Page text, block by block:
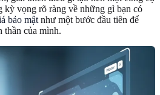
kỳ vọng rõ ràng về những gì bạn có
bảo mật như một bước đầu tiên để
thần của mình.